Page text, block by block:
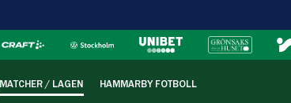
MATCHER / LAGEN HAMMARBY FOTBOLL